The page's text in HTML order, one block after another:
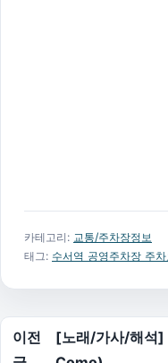
카테고리: 교통/주차장정보
태그: 수서역 공영주차장 주차
글 탐색
이전
[노래/가사/해석